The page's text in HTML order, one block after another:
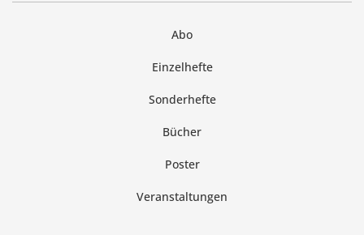
Abo
Einzelhefte
Sonderhefte
Bücher
Poster
Veranstaltungen